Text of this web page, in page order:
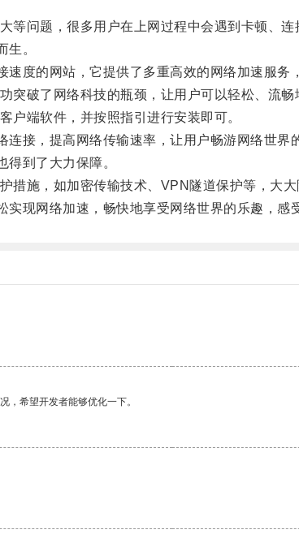
问题，很多用户在上网过程中会遇到卡顿、连
。
的网站，它提供了多重高效的网络加速服务
破了网络科技的瓶颈，让用户可以轻松、流畅
端软件，并按照指引进行安装即可。
，提高网络传输速率，让用户畅游网络世界
到了大力保障。
施，如加密传输技术、VPN隧道保护等，大大
网络加速，畅快地享受网络世界的乐趣，感
，希望开发者能够优化一下。